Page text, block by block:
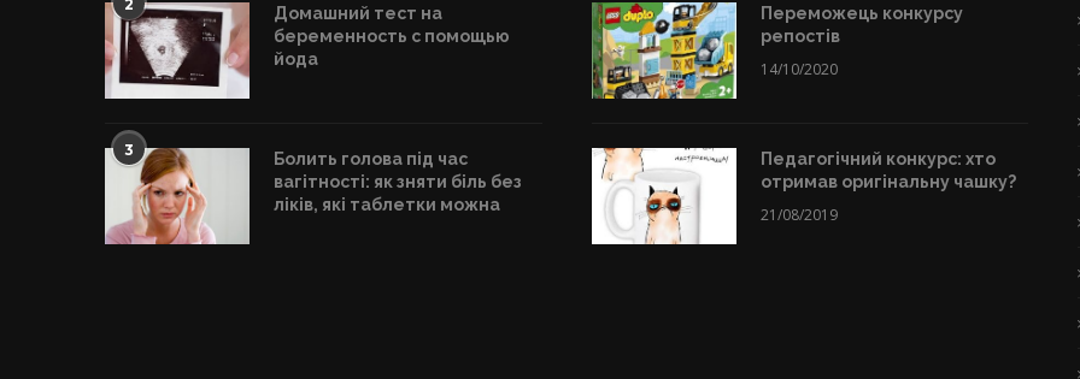
2
Домашний тест на
беременность с помощью
йода
3
Болить голова під час
вагітності: як зняти біль без
ліків, які таблетки можна
Переможець конкурсу
репостів
14/10/2020
Педагогічний конкурс: хто
отримав оригінальну чашку?
21/08/2019